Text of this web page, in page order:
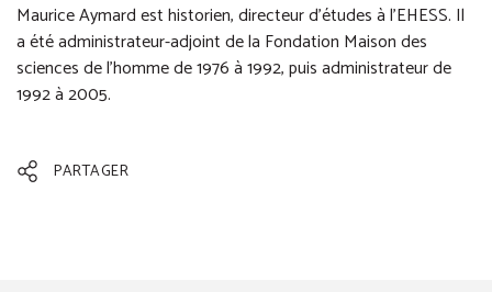
Maurice Aymard est historien, directeur d'études à l'EHESS. Il
a été administrateur-adjoint de la Fondation Maison des
sciences de l'homme de 1976 à 1992, puis administrateur de
1992 à 2005.
PARTAGER